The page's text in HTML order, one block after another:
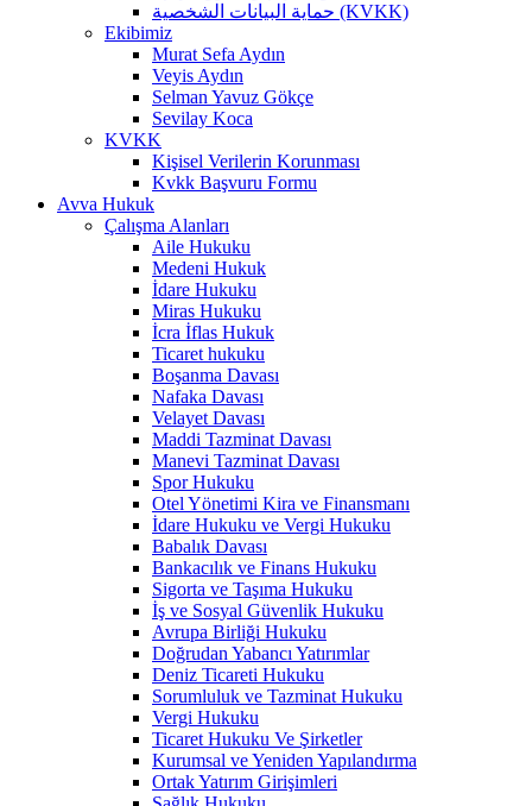
حماية البيانات الشخصية (KVKK)
Ekibimiz
Murat Sefa Aydın
Veyis Aydın
Selman Yavuz Gökçe
Sevilay Koca
KVKK
Kişisel Verilerin Korunması
Kvkk Başvuru Formu
Avva Hukuk
Çalışma Alanları
Aile Hukuku
Medeni Hukuk
İdare Hukuku
Miras Hukuku
İcra İflas Hukuk
Ticaret hukuku
Boşanma Davası
Nafaka Davası
Velayet Davası
Maddi Tazminat Davası
Manevi Tazminat Davası
Spor Hukuku
Otel Yönetimi Kira ve Finansmanı
İdare Hukuku ve Vergi Hukuku
Babalık Davası
Bankacılık ve Finans Hukuku
Sigorta ve Taşıma Hukuku
İş ve Sosyal Güvenlik Hukuku
Avrupa Birliği Hukuku
Doğrudan Yabancı Yatırımlar
Deniz Ticareti Hukuku
Sorumluluk ve Tazminat Hukuku
Vergi Hukuku
Ticaret Hukuku Ve Şirketler
Kurumsal ve Yeniden Yapılandırma
Ortak Yatırım Girişimleri